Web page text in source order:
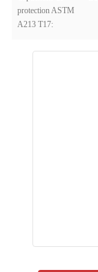
protection ASTM
A213 T17: